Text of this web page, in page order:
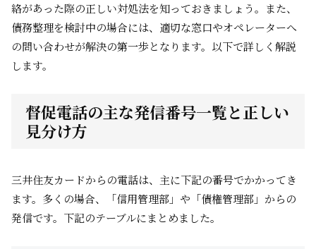
絡があった際の正しい対処法を知っておきましょう。また、
債務整理を検討中の場合には、適切な窓口やオペレーターへ
の問い合わせが解決の第一歩となります。以下で詳しく解説
します。
督促電話の主な発信番号一覧と正しい
見分け方
三井住友カードからの電話は、主に下記の番号でかかってき
ます。多くの場合、「信用管理部」や「債権管理部」からの
発信です。下記のテーブルにまとめました。